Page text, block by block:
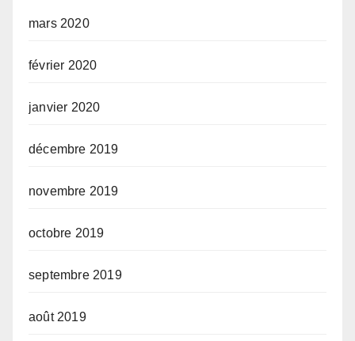
mars 2020
février 2020
janvier 2020
décembre 2019
novembre 2019
octobre 2019
septembre 2019
août 2019